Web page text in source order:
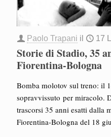
Paolo Trapani il 17
Storie di Stadio, 35
Fiorentina-Bologna
Bomba molotov sul treno: il
sopravvissuto per miracolo.
trascorsi 35 anni esatti dalla
Fiorentina-Bologna del 18